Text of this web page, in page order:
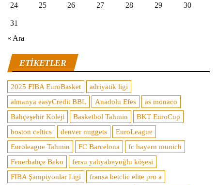
24 25 26 27 28 29 30
31
« Ara
ETIKETLER
2025 FIBA EuroBasket
adriyatik ligi
almanya easyCredit BBL
Anadolu Efes
as monaco
Bahçeşehir Koleji
Basketbol Tahmin
BKT EuroCup
boston celtics
denver nuggets
EuroLeague
Euroleague Tahmin
FC Barcelona
fc bayern munich
Fenerbahçe Beko
fersu yahyabeyoğlu köşesi
FIBA Şampiyonlar Ligi
fransa betclic elite pro a